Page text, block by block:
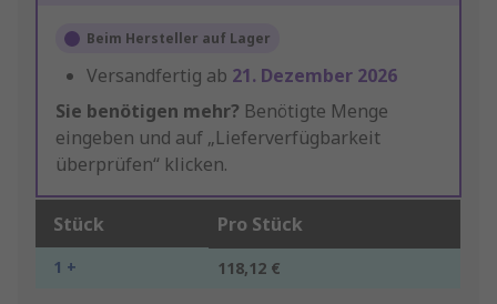
Beim Hersteller auf Lager
Versandfertig ab 21. Dezember 2026
Sie benötigen mehr? Benötigte Menge
eingeben und auf „Lieferverfügbarkeit
überprüfen“ klicken.
Stück Pro Stück
1 + 118,12 €